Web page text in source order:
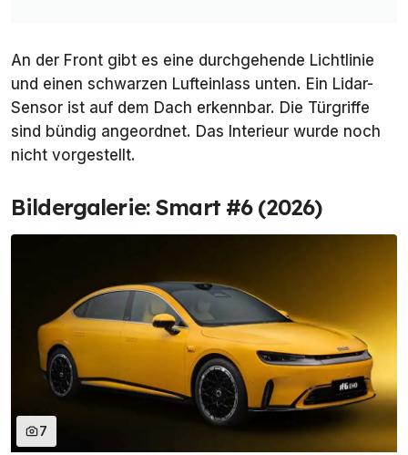
An der Front gibt es eine durchgehende Lichtlinie
und einen schwarzen Lufteinlass unten. Ein Lidar-
Sensor ist auf dem Dach erkennbar. Die Türgriffe
sind bündig angeordnet. Das Interieur wurde noch
nicht vorgestellt.
Bildergalerie: Smart #6 (2026)
7